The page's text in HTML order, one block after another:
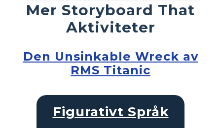
Mer Storyboard That
Aktiviteter
Den Unsinkable Wreck av
RMS Titanic
Figurativt Språk